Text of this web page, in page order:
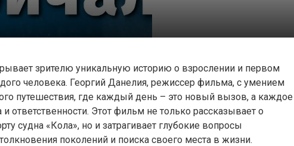
зрителю уникальную историю о взрослении и первом
человека. Георгий Данелия, режиссер фильма, с умением
путешествия, где каждый день – это новый вызов, а каждое
ответственности. Этот фильм не только рассказывает о
судна «Кола», но и затрагивает глубокие вопросы
поколений и поиска своего места в жизни.